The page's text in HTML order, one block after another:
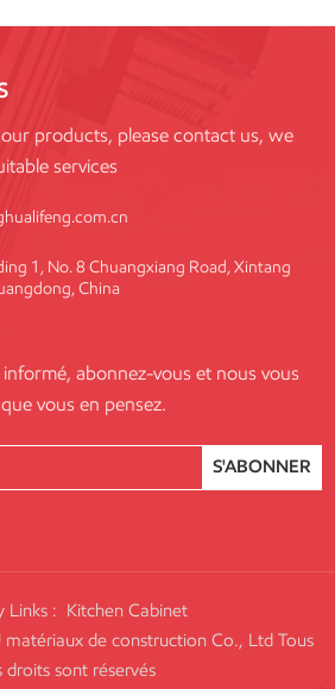
products, please contact us, we
services
1, No. 8 Chuangxiang Road, Xintang
China
abonnez-vous et nous vous
vous en pensez.
S'ABONNER
Links : Kitchen Cabinet
de construction Co., Ltd Tous
droits sont réservés